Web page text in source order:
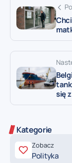
się
Kategorie
Zobacz
Polityka